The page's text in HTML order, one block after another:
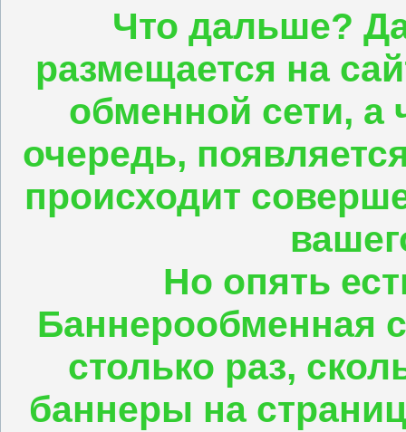
Что дальше?
размещается на
обменной сети, а
очередь,
происходит
Но опять
Баннерообменная
столько раз,
баннеры на